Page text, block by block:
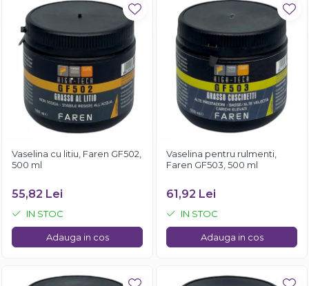
Vaselina cu litiu, Faren GF502,
500 ml
55,82 Lei
IN STOC
Adauga in cos
Vaselina pentru rulmenti,
Faren GF503, 500 ml
61,92 Lei
IN STOC
Adauga in cos